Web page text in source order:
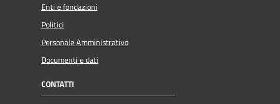
Enti e fondazioni
Politici
Personale Amministrativo
Documenti e dati
CONTATTI